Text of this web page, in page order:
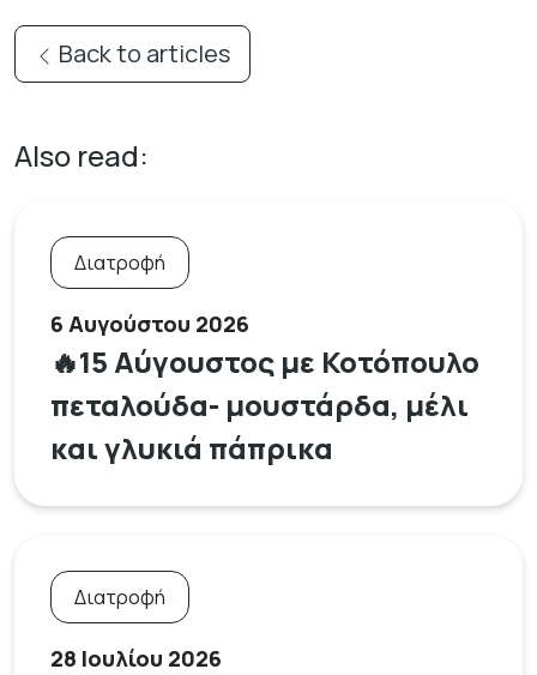
Back to articles
Also read:
Διατροφή
6 Αυγούστου 2026
🔥15 Αύγουστος με Κοτόπουλο
πεταλούδα- μουστάρδα, μέλι
και γλυκιά πάπρικα
Διατροφή
28 Ιουλίου 2026